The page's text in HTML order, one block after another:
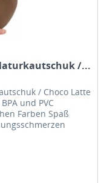
/...
/ Choco Latte
und PVC
Farben Spaß